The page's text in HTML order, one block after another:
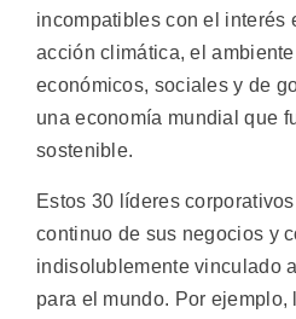
incompatibles con el interés
acción climática, el
económicos, sociales y de
una economía mundial que
sostenible.
Estos 30 líderes
continuo de sus negocios y
indisolublemente vinculado
para el mundo. Por ejemplo,